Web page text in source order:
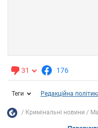
31 176
Теги Редакційна
Кримінальні новини